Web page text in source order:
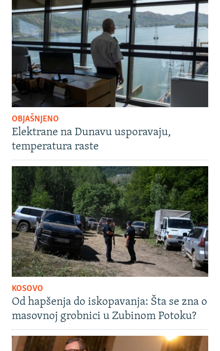
OBJAŠNJENO
Elektrane na Dunavu usporavaju,
temperatura raste
KOSOVO
Od hapšenja do iskopavanja: Šta se zna o
masovnoj grobnici u Zubinom Potoku?